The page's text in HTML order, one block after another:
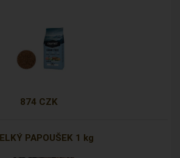
874 CZK
PAPOUŠEK 1 kg